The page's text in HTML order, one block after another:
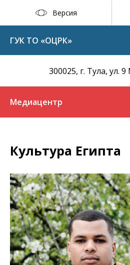
Версия
300025, г. Тула, ул.
ГУК ТО «ОЦРК»
Медиацентр
Культура Египта